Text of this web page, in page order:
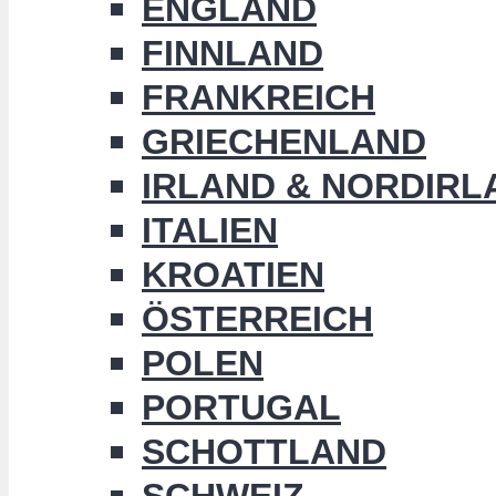
ENGLAND
FINNLAND
FRANKREICH
GRIECHENLAND
IRLAND &
ITALIEN
KROATIEN
ÖSTERREICH
POLEN
PORTUGAL
SCHOTTLAND